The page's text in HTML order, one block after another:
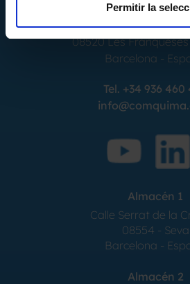
Permitir la
Calle Alemania,
08520 Les
Barcelona -
Tel. +34 936 460
Almacén 1
Calle Serrat de la
08554 - Seva
Barcelona -
Almacén 2